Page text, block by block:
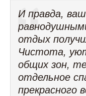
И правда,
отдых
Чистота,
общих зон,
отдельное
прекрасного